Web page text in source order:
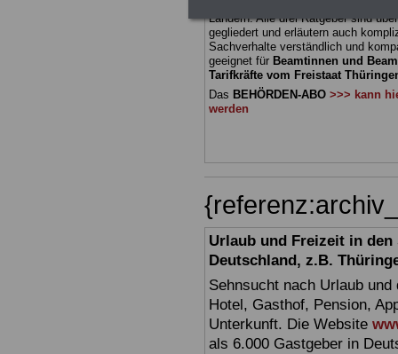
Ländern. Alle drei Ratgeber sind
gegliedert und erläutern auch
Sachverhalte verständlich und
geeignet für Beamtinnen und
Tarifkräfte vom Freistaat
Das BEHÖRDEN-ABO >>> kann
werden
Urlaub und Freizeit in
Deutschland, z.B.
Sehnsucht nach Urlaub
Hotel, Gasthof, Pension,
Unterkunft. Die Website
als 6.000 Gastgeber in